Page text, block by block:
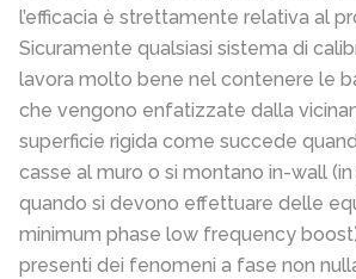
l’efficacia è strettamente relativa al
Sicuramente qualsiasi sistema di
lavora molto bene nel contenere le
che vengono enfatizzate dalla
superficie rigida come succede
casse al muro o si montano in-wall
quando si devono effettuare delle
minimum phase low frequency
presenti dei fenomeni a fase non